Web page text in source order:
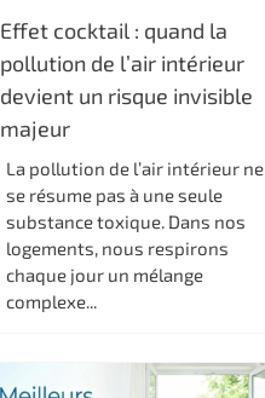
Effet cocktail : quand la
pollution de l’air intérieur
devient un risque invisible
majeur
La pollution de l’air intérieur ne
se résume pas à une seule
substance toxique. Dans nos
logements, nous respirons
chaque jour un mélange
complexe...